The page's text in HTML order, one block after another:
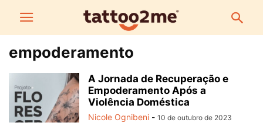
empoderamento
A Jornada de Recuperação e
Empoderamento Após a
Violência Doméstica
Nicole Ognibeni - 10 de outubro de 2023